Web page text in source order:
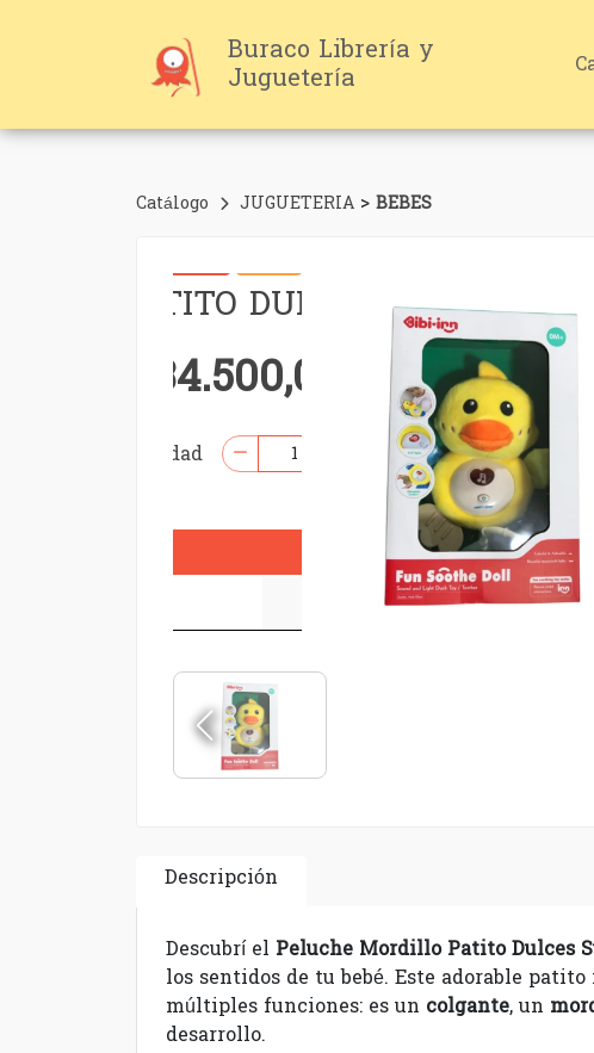
Buraco Librería y
Juguetería
Catálogo JUGUETERIA > BEBES
Descripción
Descubrí el Peluche Mordillo Patito Dulces
los sentidos de tu bebé. Este adorable
múltiples funciones: es un colgante, un
desarrollo.